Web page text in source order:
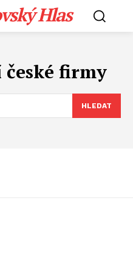
Hlas
firmy
HLEDAT